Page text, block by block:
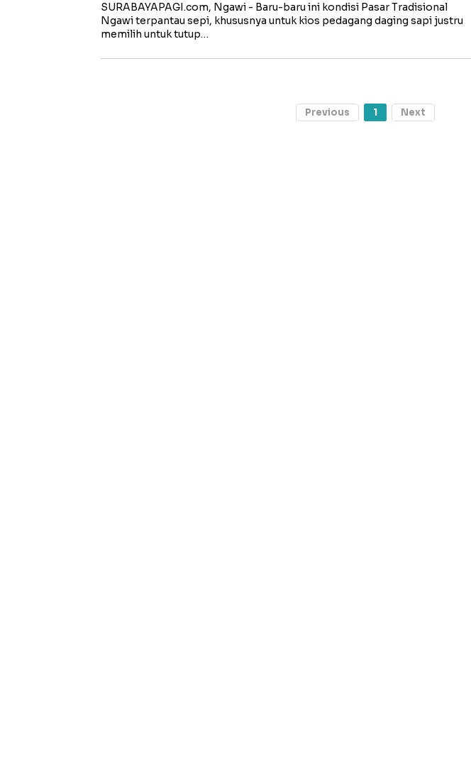
SURABAYAPAGI.com, Ngawi - Baru-baru ini kondisi Pasar Tradisional
Ngawi terpantau sepi, khususnya untuk kios pedagang daging sapi justru
memilih untuk tutup…
Previous 1 Next